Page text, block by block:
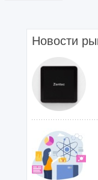
Новости